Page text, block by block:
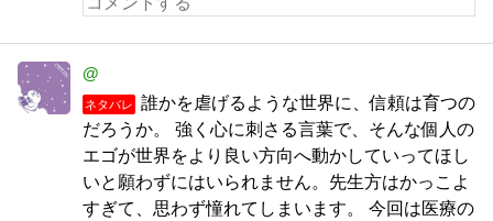
@
ネタバレ
誰かを虐げるような世界に、信頼は育つの
だろうか。 強く心に刺さる言葉で、そんな個人の
エゴが世界をより良い方向へ動かしていってほし
いと願わずにはいられません。先生方はかっこよ
すぎて、思わず憧れてしまいます。 今回は医療の